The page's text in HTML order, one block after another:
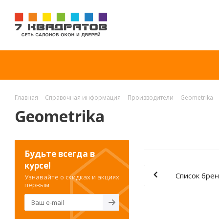
Главная - Справочная информация - Производители - Geometrika
Geometrika
Список
Будьте всегда в
курсе!
Узнавайте о скидках и акциях
первым